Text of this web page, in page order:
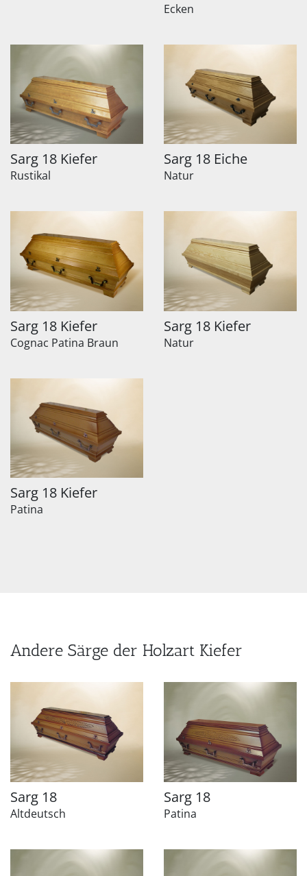
Ecken
Sarg 18 Kiefer
Rustikal
Sarg 18 Eiche
Natur
Sarg 18 Kiefer
Cognac Patina Braun
Sarg 18 Kiefer
Natur
Sarg 18 Kiefer
Patina
Andere Särge der Holzart Kiefer
Sarg 18
Altdeutsch
Sarg 18
Patina